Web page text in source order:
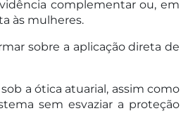
complementar ou, em
às mulheres.
sobre a aplicação direta de
a ótica atuarial, assim como
sem esvaziar a proteção